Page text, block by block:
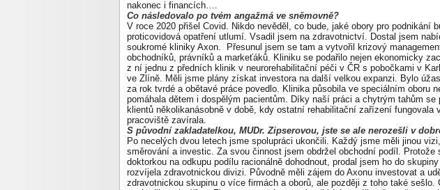
nakonec i financích….
Co následovalo po tvém angažmá ve sněmovně?
V roce 2020 přišel Covid. Nikdo nevěděl, co bude, jaké obory pro podnikání
proticovidová opatření utlumí. Vsadil jsem na zdravotnictví. Dostal jsem
soukromé kliniky Axon. Přesunul jsem se tam a vytvořil krizový
obchodníků, právníků a markeťáků. Kliniku se podařilo nejen ekonomicky
z ní jednu z předních klinik v neurorehabilitační péči v ČR s pobočkami v
ve Zlíně. Měli jsme plány získat investora na další velkou expanzi. Bylo
za rok tvrdé a obětavé práce povedlo. Klinika působila ve speciálním oboru
pomáhala dětem i dospělým pacientům. Díky naší práci a chytrým tahům se
klientů několikanásobně v době, kdy ostatní rehabilitační zařízení fungovala
pracoviště zavírala.
S původní zakladatelkou, MUDr. Zipserovou, jste se ale nerozešli v
Po necelých dvou letech jsme spolupráci ukončili. Každý jsme měli jinou
směrování a investic. Za svou činnost jsem obdržel obchodní podíl. Protože
doktorkou na odkupu podílu racionálně dohodnout, prodal jsem ho do
rozvíjela zdravotnickou divizi. Původně měli zájem do Axonu investovat a
zdravotnickou skupinu o více firmách a oborů, ale později z toho také sešlo.